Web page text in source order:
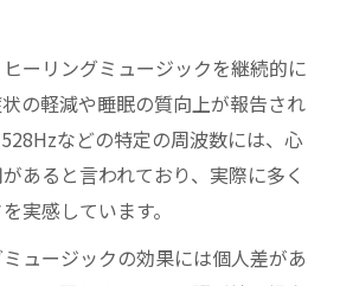
ーリングミュージックを継続的に
の軽減や睡眠の質向上が報告され
などの特定の周波数には、心
あると言われており、実際に多く
実感しています。
ュージックの効果には個人差があ